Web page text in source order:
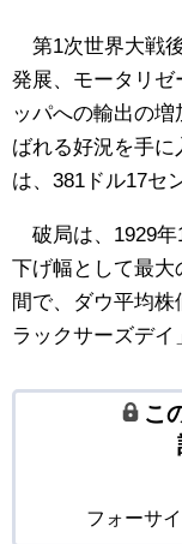
第1次世界大戦
発展、モータリゼ
ッパへの輸出の
ばれる好況を手に
は、381ドル17セ
破局は、1929年
下げ幅として最
間で、ダウ平均
ラックサーズデイ
こ
フォーサ